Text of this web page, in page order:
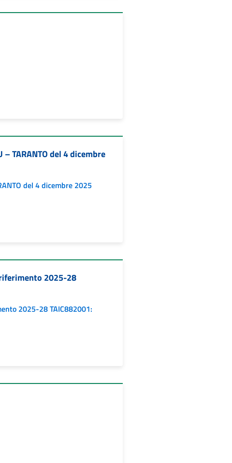
TARANTO del 4 dicembre
del 4 dicembre 2025
riferimento 2025-28
2025-28 TAIC882001: